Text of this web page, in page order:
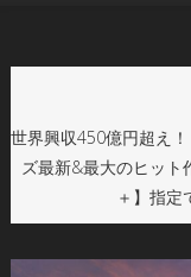
世界興収450億円超え
ズ最新&最大のヒット
＋】指定